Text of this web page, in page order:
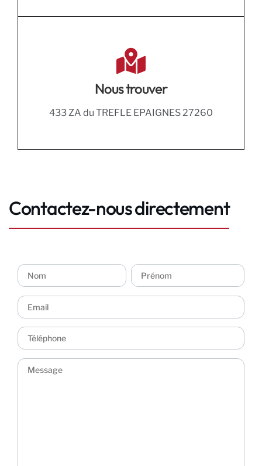
Nous trouver
433 ZA du TREFLE EPAIGNES 27260
Contactez-nous directement